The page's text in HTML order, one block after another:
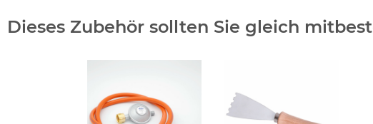
Dieses Zubehör sollten Sie gleich